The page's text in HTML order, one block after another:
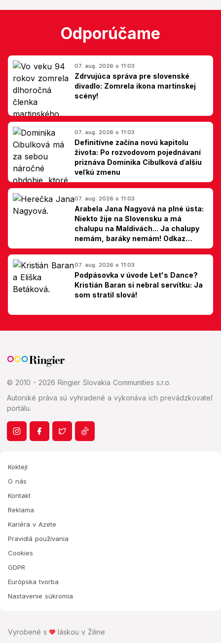
Odporúčame
07. aug. 2026 o 11:03
Zdrvujúca správa pre slovenské
divadlo: Zomrela ikona martinskej
scény!
07. aug. 2026 o 11:03
Definitívne začína novú kapitolu
života: Po rozvodovom pojednávaní
priznáva Dominika Cibulková ďalšiu
veľkú zmenu
07. aug. 2026 o 11:03
Arabela Jana Nagyová na plné ústa:
Niekto žije na Slovensku a má
chalupu na Maldivách... Ja chalupy
nemám, baráky nemám! Odkaz
Slovákom
07. aug. 2026 o 11:03
Podpásovka v úvode Let's Dance?
Kristián Baran si nebral servítku: Ja
som stratil slová!
© 2010 - 2026 Ringier Slovakia Communities s.r.o.
Autorské práva sú vyhradené a vykonáva ich prevádzkovateľ
portálu.
Koktejl
O nás
Kontakt
Reklama
Kariéra v Azete
Pravidlá používania
Cookies
GDPR
Európska tvorba
Nastavenie súkromia
Vyrobené s láskou v Žiline